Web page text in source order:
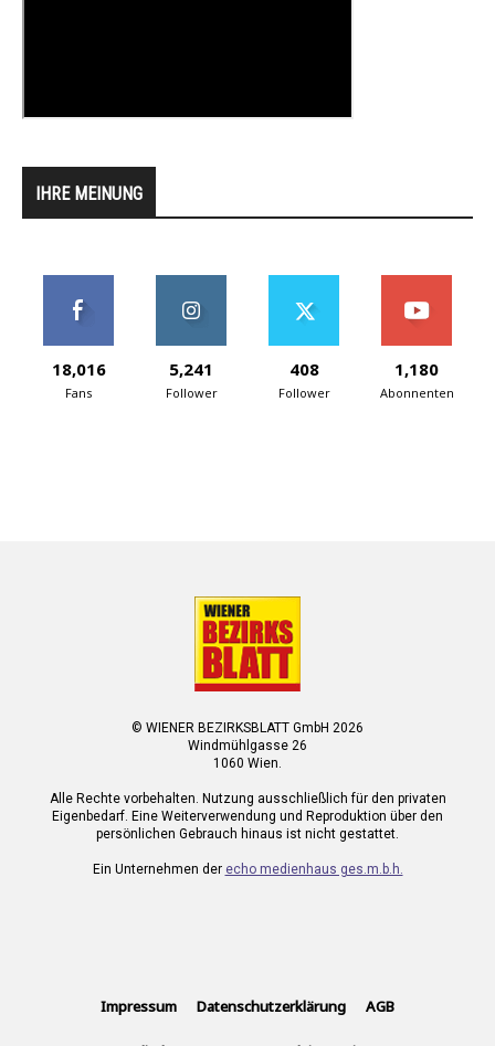
IHRE MEINUNG
18,016
Fans
5,241
Follower
408
Follower
1,180
Abonnenten
© WIENER BEZIRKSBLATT GmbH 2026
Windmühlgasse 26
1060 Wien.
Alle Rechte vorbehalten. Nutzung ausschließlich für den privaten
Eigenbedarf. Eine Weiterverwendung und Reproduktion über den
persönlichen Gebrauch hinaus ist nicht gestattet.
Ein Unternehmen der echo medienhaus ges.m.b.h.
Impressum Datenschutzerklärung AGB